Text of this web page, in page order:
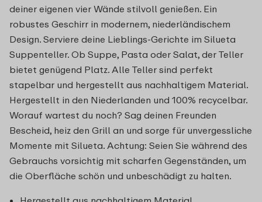
deiner eigenen vier Wände stilvoll genießen. Ein
robustes Geschirr in modernem, niederländischem
Design. Serviere deine Lieblings-Gerichte im Silueta
Suppenteller. Ob Suppe, Pasta oder Salat, der Teller
bietet genügend Platz. Alle Teller sind perfekt
stapelbar und hergestellt aus nachhaltigem Material.
Hergestellt in den Niederlanden und 100% recycelbar.
Worauf wartest du noch? Sag deinen Freunden
Bescheid, heiz den Grill an und sorge für unvergessliche
Momente mit Silueta. Achtung: Seien Sie während des
Gebrauchs vorsichtig mit scharfen Gegenständen, um
die Oberfläche schön und unbeschädigt zu halten.